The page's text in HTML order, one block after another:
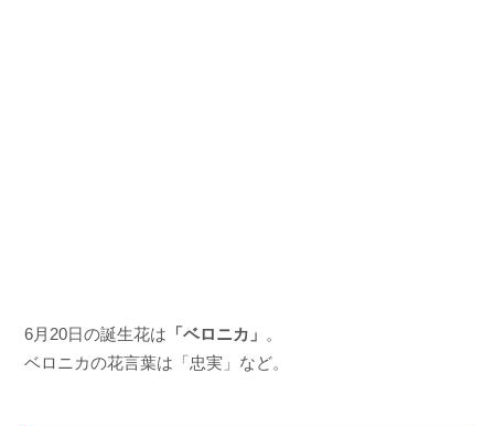
6月20日の誕生花は 「ベロニカ」 。
ベロニカの花言葉は「忠実」など。